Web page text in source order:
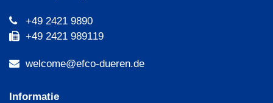
+49 2421 9890
+49 2421 989119
welcome@efco-dueren.de
Informatie